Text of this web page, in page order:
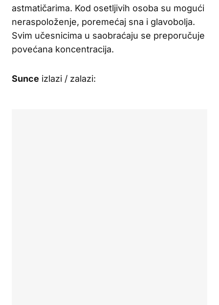
astmatičarima. Kod osetljivih osoba su mogući
neraspoloženje, poremećaj sna i glavobolja.
Svim učesnicima u saobraćaju se preporučuje
povećana koncentracija.
Sunce izlazi / zalazi: